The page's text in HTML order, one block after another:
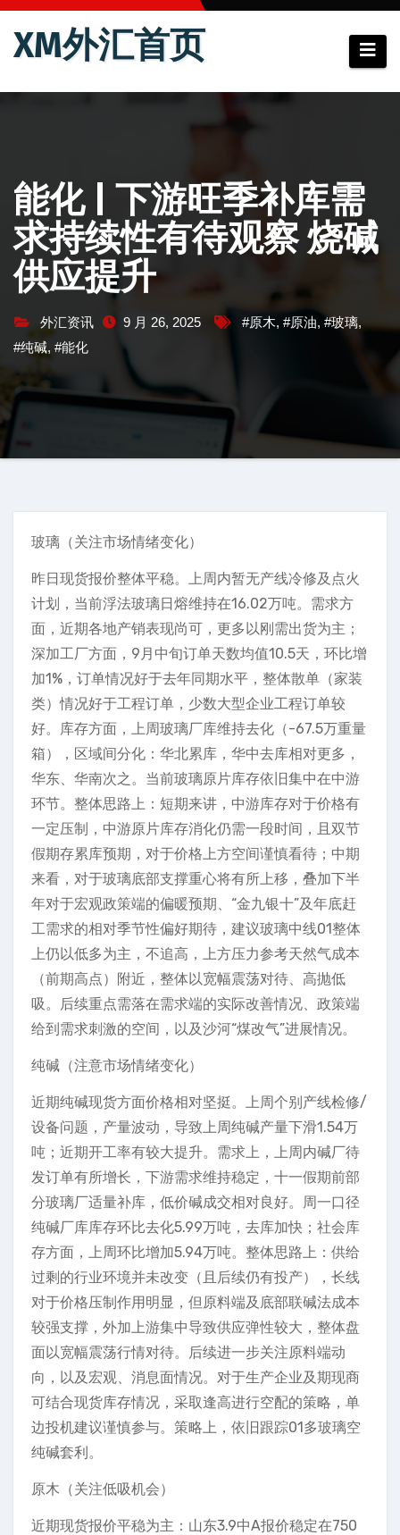
跳
XM外汇首页
能化 | 下游旺季补库需
求持续性有待观察 烧碱
供应提升
外汇资讯 9 月 26, 2025 #原木, #原油, #玻璃,
#纯碱, #能化
玻璃（关注市场情绪变化）
昨日现货报价整体平稳。上周内暂无产线冷修及点火
计划，当前浮法玻璃日熔维持在16.02万吨。需求方
面，近期各地产销表现尚可，更多以刚需出货为主；
深加工厂方面，9月中旬订单天数均值10.5天，环比增
加1%，订单情况好于去年同期水平，整体散单（家装
类）情况好于工程订单，少数大型企业工程订单较
好。库存方面，上周玻璃厂库维持去化（-67.5万重量
箱），区域间分化：华北累库，华中去库相对更多，
华东、华南次之。当前玻璃原片库存依旧集中在中游
环节。整体思路上：短期来讲，中游库存对于价格有
一定压制，中游原片库存消化仍需一段时间，且双节
假期存累库预期，对于价格上方空间谨慎看待；中期
来看，对于玻璃底部支撑重心将有所上移，叠加下半
年对于宏观政策端的偏暖预期、“金九银十”及年底赶
工需求的相对季节性偏好期待，建议玻璃中线01整体
上仍以低多为主，不追高，上方压力参考天然气成本
（前期高点）附近，整体以宽幅震荡对待、高抛低
吸。后续重点需落在需求端的实际改善情况、政策端
给到需求刺激的空间，以及沙河“煤改气”进展情况。
纯碱（注意市场情绪变化）
近期纯碱现货方面价格相对坚挺。上周个别产线检修/
设备问题，产量波动，导致上周纯碱产量下滑1.54万
吨；近期开工率有较大提升。需求上，上周内碱厂待
发订单有所增长，下游需求维持稳定，十一假期前部
分玻璃厂适量补库，低价碱成交相对良好。周一口径
纯碱厂库库存环比去化5.99万吨，去库加快；社会库
存方面，上周环比增加5.94万吨。整体思路上：供给
过剩的行业环境并未改变（且后续仍有投产），长线
对于价格压制作用明显，但原料端及底部联碱法成本
较强支撑，外加上游集中导致供应弹性较大，整体盘
面以宽幅震荡行情对待。后续进一步关注原料端动
向，以及宏观、消息面情况。对于生产企业及期现商
可结合现货库存情况，采取逢高进行空配的策略，单
边投机建议谨慎参与。策略上，依旧跟踪01多玻璃空
纯碱套利。
原木（关注低吸机会）
近期现货报价平稳为主：山东3.9中A报价稳定在750